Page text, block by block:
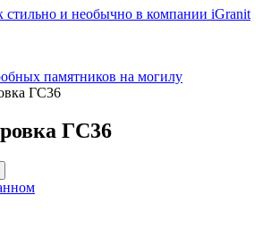
и необычно в компании iGranit
памятников на могилу
ГС36
ГС36